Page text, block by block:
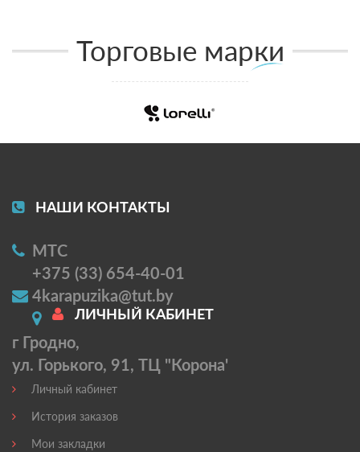
Торговые марки
НАШИ КОНТАКТЫ
МТС
+375 (33) 654-40-01
4karapuzika@tut.by
г Гродно,
ул. Горького, 91, ТЦ "Корона'
ЛИЧНЫЙ КАБИНЕТ
Личный кабинет
История заказов
Мои закладки